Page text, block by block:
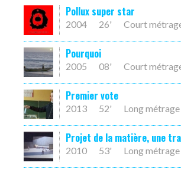
Pollux super star
2004 26' Court
Pourquoi
2005 08' Court
Premier vote
2013 52' Long métrage
Projet de la matière, une
2010 53' Long métrage